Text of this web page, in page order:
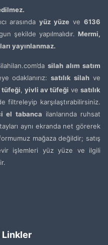
arasındayüz yüze ve6136
şekilde yapılmalıdır. Mermi,
yayınlanmaz.
silah alım satım
odaklanırız:satılık silah ve
, yivli av tüfeği vesatılık
filtreleyip karşılaştırabilirsiniz.
el tabanca ilanlarında ruhsat
aynı ekranda net görerek
mağaza değildir; satış
işlemleri yüz yüze ve ilgili
Linkler